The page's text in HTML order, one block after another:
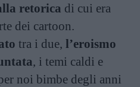
retorica di cui era
dei cartoon.
tra i due, l’eroismo
, i temi caldi e
noi bimbe degli anni